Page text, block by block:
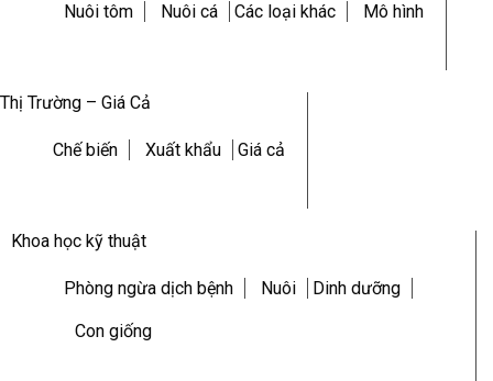
Nuôi tôm Nuôi cá Các loại khác Mô hình
Thị Trường – Giá Cả
Chế biến Xuất khẩu Giá cả
Khoa học kỹ thuật
Phòng ngừa dịch bệnh Nuôi Dinh dưỡng
Con giống